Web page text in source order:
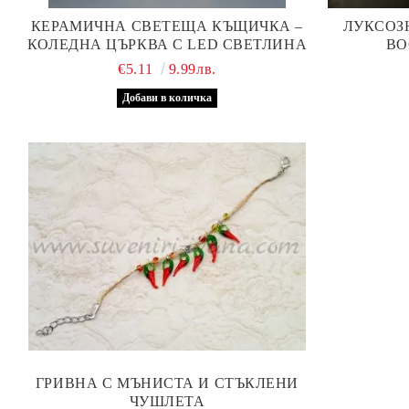
КЕРАМИЧНА СВЕТЕЩА КЪЩИЧКА –
КОЛЕДНА ЦЪРКВА С LED СВЕТЛИНА
€5.11
9.99лв.
ГРИВНА С МЪНИСТА И СТЪКЛЕНИ
ЧУШЛЕТА